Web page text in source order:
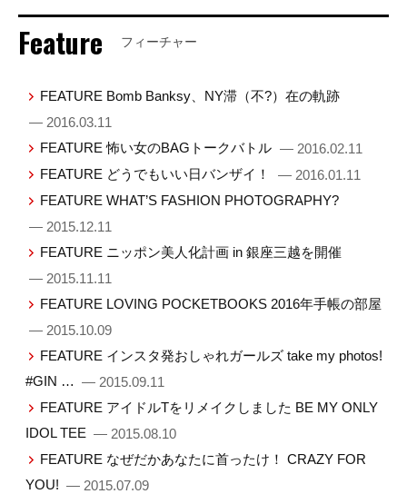
Feature フィーチャー
FEATURE Bomb Banksy、NY滞（不?）在の軌跡
— 2016.03.11
FEATURE 怖い女のBAGトークバトル — 2016.02.11
FEATURE どうでもいい日バンザイ！
— 2016.01.11
FEATURE WHAT’S FASHION PHOTOGRAPHY?
— 2015.12.11
FEATURE ニッポン美人化計画 in 銀座三越を開催
— 2015.11.11
FEATURE LOVING POCKETBOOKS 2016年手帳の部屋
— 2015.10.09
FEATURE インスタ発おしゃれガールズ take my photos!
#GIN … — 2015.09.11
FEATURE アイドルTをリメイクしました BE MY ONLY
IDOL TEE — 2015.08.10
FEATURE なぜだかあなたに首ったけ！ CRAZY FOR
YOU! — 2015.07.09